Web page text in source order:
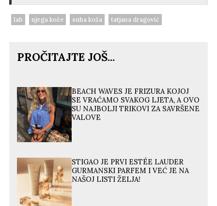
lab njega kože suha koža tatjana dragović
PROČITAJTE JOŠ...
BEACH WAVES JE FRIZURA KOJOJ
SE VRAĆAMO SVAKOG LJETA, A OVO
SU NAJBOLJI TRIKOVI ZA SAVRŠENE
VALOVE
STIGAO JE PRVI ESTÉE LAUDER
GURMANSKI PARFEM I VEĆ JE NA
NAŠOJ LISTI ŽELJA!